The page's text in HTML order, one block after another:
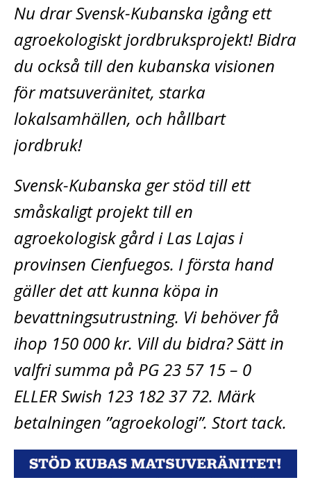
Nu drar Svensk-Kubanska igång ett
agroekologiskt jordbruksprojekt! Bidra
du också till den kubanska visionen
för matsuveränitet, starka
lokalsamhällen, och hållbart
jordbruk!
Svensk-Kubanska ger stöd till ett
småskaligt projekt till en
agroekologisk gård i Las Lajas i
provinsen Cienfuegos. I första hand
gäller det att kunna köpa in
bevattningsutrustning. Vi behöver få
ihop 150 000 kr. Vill du bidra? Sätt in
valfri summa på PG 23 57 15 – 0
ELLER Swish 123 182 37 72. Märk
betalningen ”agroekologi”. Stort tack.